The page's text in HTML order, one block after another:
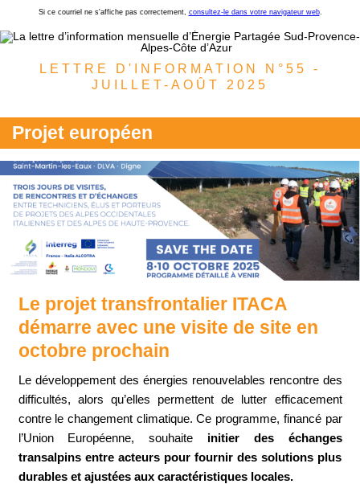
Si ce courriel ne s'affiche pas correctement, consultez-le dans votre navigateur web.
LETTRE D'INFORMATION N°55 -
JUILLET-AOÛT 2025
Projet européen
Le projet transfrontalier ITACA
démarre avec une visite de site en
octobre prochain
Le développement des énergies renouvelables rencontre des
difficultés, alors qu’elles permettent de lutter efficacement
contre le changement climatique. Ce programme, financé par
l’Union Européenne, souhaite initier des échanges
transalpins entre acteurs pour fournir des solutions plus
durables et ajustées aux caractéristiques locales.